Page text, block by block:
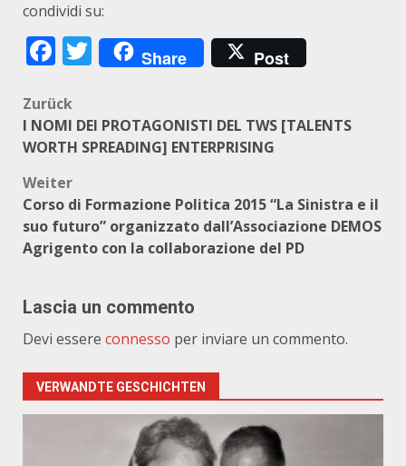
condividi su:
Facebook
Twitter
Share Post
Beitragsnavigation
Zurück
I NOMI DEI PROTAGONISTI DEL TWS [TALENTS
WORTH SPREADING] ENTERPRISING
Weiter
Corso di Formazione Politica 2015 “La Sinistra e il
suo futuro” organizzato dall’Associazione DEMOS
Agrigento con la collaborazione del PD
Lascia un commento
Devi essere connesso per inviare un commento.
VERWANDTE GESCHICHTEN